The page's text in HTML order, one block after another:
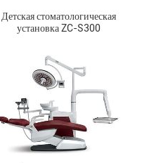
Детская стоматологическая
установка ZC-S300